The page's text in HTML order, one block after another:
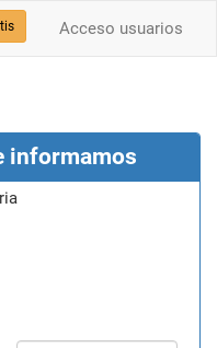
Acceso usuarios
informamos